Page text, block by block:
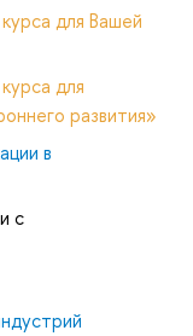
для Вашей
для
развития»
в
с